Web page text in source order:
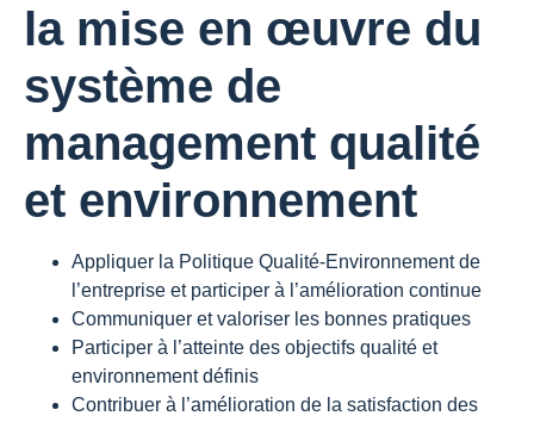
la mise en œuvre du
système de
management qualité
et environnement
Appliquer la Politique Qualité-Environnement de
l’entreprise et participer à l’amélioration continue
Communiquer et valoriser les bonnes pratiques
Participer à l’atteinte des objectifs qualité et
environnement définis
Contribuer à l’amélioration de la satisfaction des